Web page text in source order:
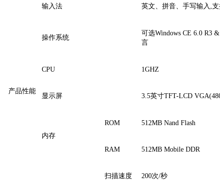
输入法 英文、拼音、手写输入,
产品性能
操作系统
可选Windows CE 6.0 R3
言
CPU 1GHZ
显示屏 3.5英寸TFT-LCD
内存
ROM 512MB Nand Flash
RAM 512MB Mobile DDR
扫描速度 200次/秒